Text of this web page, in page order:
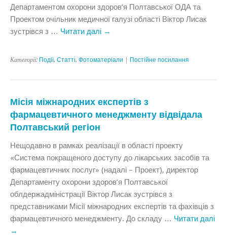
Департаментом охорони здоров’я Полтавської ОДА та
Проектом очільник медичної галузі області Віктор Лисак
зустрівся з … Читати далі →
Категорії: Події, Статтi, Фотоматеріали Постійне посилання
Місія міжнародних експертів з
фармацевтичного менеджменту відвідала
Полтавський регіон
Нещодавно в рамках реалізації в області проекту
«Система покращеного доступу до лікарських засобів та
фармацевтичних послуг» (надалі – Проект), директор
Департаменту охорони здоров’я Полтавської
облдержадміністрації Віктор Лисак зустрівся з
представниками Місії міжнародних експертів та фахівців з
фармацевтичного менеджменту. До складу … Читати далі
→